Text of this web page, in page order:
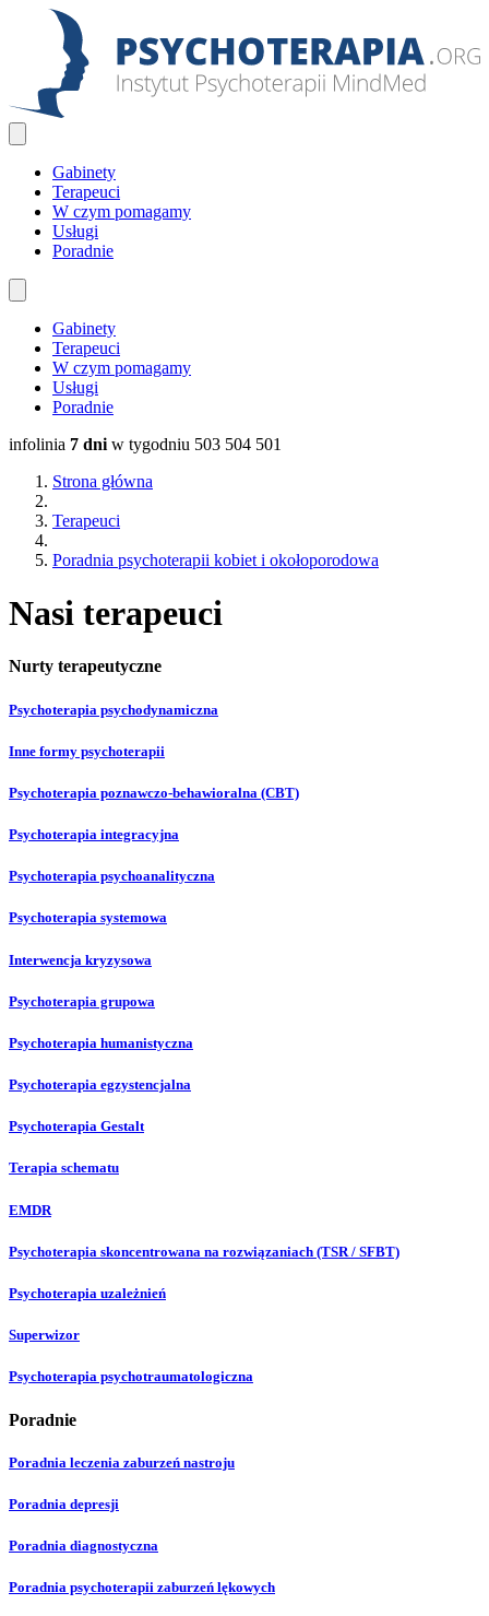
Gabinety
Terapeuci
W czym pomagamy
Usługi
Poradnie
Gabinety
Terapeuci
W czym pomagamy
Usługi
Poradnie
infolinia 7 dni w tygodniu 503 504 501
Strona główna
Terapeuci
Poradnia psychoterapii kobiet i okołoporodowa
Nasi terapeuci
Nurty terapeutyczne
Psychoterapia psychodynamiczna
Inne formy psychoterapii
Psychoterapia poznawczo-behawioralna (CBT)
Psychoterapia integracyjna
Psychoterapia psychoanalityczna
Psychoterapia systemowa
Interwencja kryzysowa
Psychoterapia grupowa
Psychoterapia humanistyczna
Psychoterapia egzystencjalna
Psychoterapia Gestalt
Terapia schematu
EMDR
Psychoterapia skoncentrowana na rozwiązaniach (TSR / SFBT)
Psychoterapia uzależnień
Superwizor
Psychoterapia psychotraumatologiczna
Poradnie
Poradnia leczenia zaburzeń nastroju
Poradnia depresji
Poradnia diagnostyczna
Poradnia psychoterapii zaburzeń lękowych